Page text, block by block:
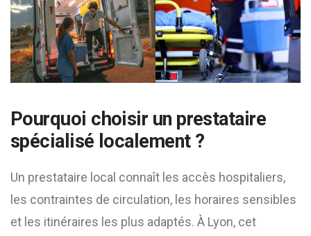
Pourquoi choisir un prestataire
spécialisé localement ?
Un prestataire local connaît les accès hospitaliers,
les contraintes de circulation, les horaires sensibles
et les itinéraires les plus adaptés. À Lyon, cet